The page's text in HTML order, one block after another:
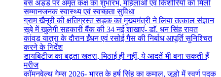
बस अड्डे पर अमृत कक्ष का शुभारंभ, महिलाओं एवं किशोरियों को मिली
सम्मानजनक स्वास्थ्य एवं स्वच्छता सुविधा
ग्राम खैनूरी की क्षतिग्रस्त सड़क का मुख्यमंत्री ने लिया तत्काल संज्ञान
सूबे में खुलेगी सहकारी बैंक की 34 नई शाखाएं- डाॅ. धन सिंह रावत
कांवड़ यात्रा के दौरान ईंधन एवं रसोई गैस की निर्बाध आपूर्ति सुनिश्चित
करने के निर्देश
डायबिटीज का बढ़ता खतरा, मिठाई ही नहीं, ये आदतें भी बना सकती हैं
मरीज
कॉमनवेल्थ गेम्स 2026- भारत के हर्ष सिंह का कमाल, जूडो में स्वर्ण पदक